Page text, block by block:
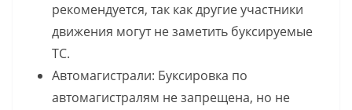
рекомендуется, так как другие участники
движения могут не заметить буксируемые
ТС.
Автомагистрали: Буксировка по
автомагистралям не запрещена, но не